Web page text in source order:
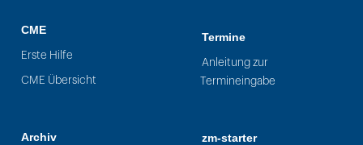
CME
Erste Hilfe
CME Übersicht
Archiv
Termine
Anleitung zur
Termineingabe
zm-starter